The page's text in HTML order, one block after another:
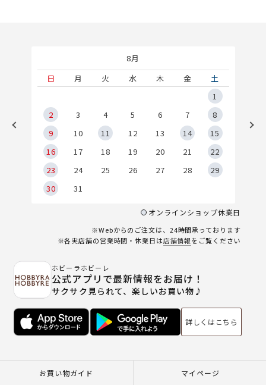
8月
日
月 火 水 木 金
土
1
2
3 4 5 6 7
8
9
10 11 12 13 14
15
16
17 18 19 20 21
22
23
24 25 26 27 28
29
30
31
オンラインショップ休業日
※Webからのご注文は、24時間承っております
※各実店舗の営業時間・休業日は店舗情報をご覧ください
ホビーラホビーレ
公式アプリで最新情報をお届け！
サクサク見られて、楽しいお買い物♪
詳しくはこちら
お買い物ガイド マイページ